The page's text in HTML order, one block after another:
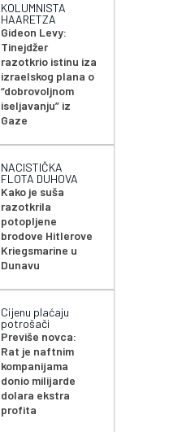
KOLUMNISTA
HAARETZA
Gideon Levy:
Tinejdžer
razotkrio istinu iza
izraelskog plana o
“dobrovoljnom
iseljavanju” iz
Gaze
NACISTIČKA
FLOTA DUHOVA
Kako je suša
razotkrila
potopljene
brodove Hitlerove
Kriegsmarine u
Dunavu
Cijenu plaćaju
potrošači
Previše novca:
Rat je naftnim
kompanijama
donio milijarde
dolara ekstra
profita